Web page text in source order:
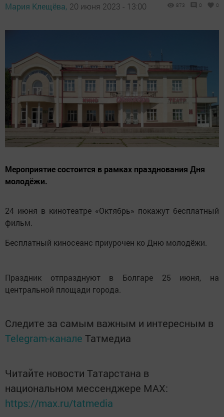
Мария Клещёва, 20 июня 2023 - 13:00 873 0 0
Мероприятие состоится в рамках празднования Дня
молодёжи.
24 июня в кинотеатре «Октябрь» покажут бесплатный
фильм.
Бесплатный киносеанс приурочен ко Дню молодёжи.
Праздник отпразднуют в Болгаре 25 июня, на
центральной площади города.
Следите за самым важным и интересным в
Telegram-канале Татмедиа
Читайте новости Татарстана в
национальном мессенджере MАХ:
https://max.ru/tatmedia